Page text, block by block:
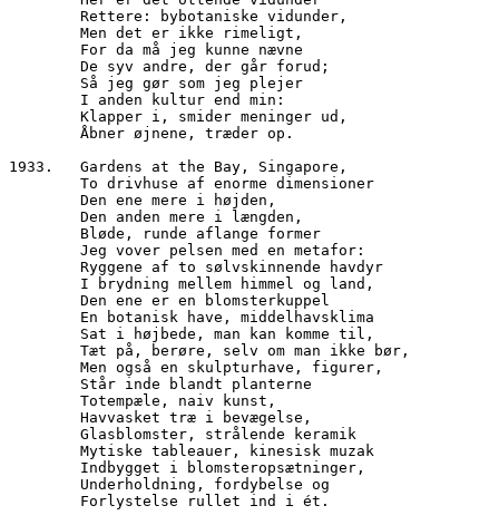
        Rettere: bybotaniske vidunder,
        Men det er ikke rimeligt,
        For da må jeg kunne nævne
        De syv andre, der går forud;
        Så jeg gør som jeg plejer
        I anden kultur end min:
        Klapper i, smider meninger ud,
        Åbner øjnene, træder op.
1933.	Gardens at the Bay, Singapore,
        To drivhuse af enorme dimensioner
        Den ene mere i højden,
        Den anden mere i længden,
        Bløde, runde aflange former
        Jeg vover pelsen med en metafor:
        Ryggene af to sølvskinnende havdyr
        I brydning mellem himmel og land,
        Den ene er en blomsterkuppel
        En botanisk have, middelhavsklima
        Sat i højbede, man kan komme til,
        Tæt på, berøre, selv om man ikke bør,
        Men også en skulpturhave, figurer,
        Står inde blandt planterne
        Totempæle, naiv kunst,
        Havvasket træ i bevægelse,
        Glasblomster, strålende keramik
        Mytiske tableauer, kinesisk muzak
        Indbygget i blomsteropsætninger,
        Underholdning, fordybelse og
        Forlystelse rullet ind i ét.